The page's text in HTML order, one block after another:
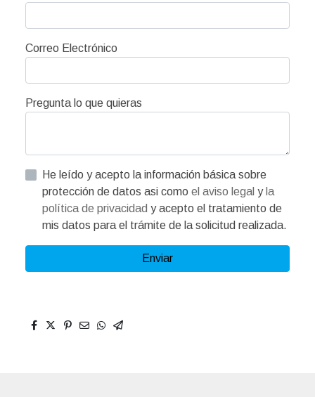
Correo Electrónico
Pregunta lo que quieras
He leído y acepto la información básica sobre
protección de datos asi como el aviso legal y la
política de privacidad y acepto el tratamiento de
mis datos para el trámite de la solicitud realizada.
Enviar